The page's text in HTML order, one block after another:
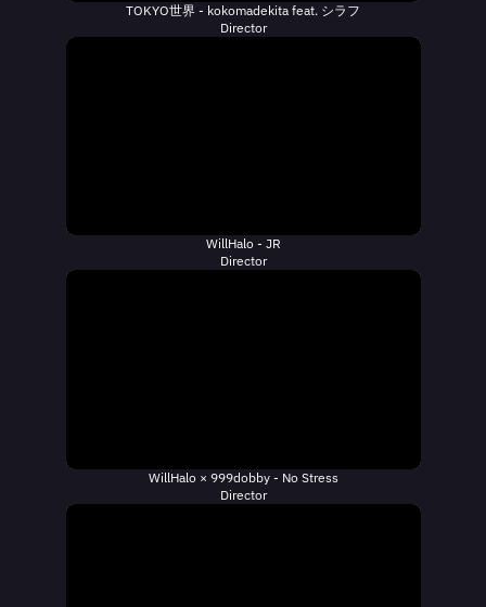
TOKYO世界 - kokomadekita feat. シラフ
Director
WillHalo - JR
Director
WillHalo × 999dobby - No Stress
Director